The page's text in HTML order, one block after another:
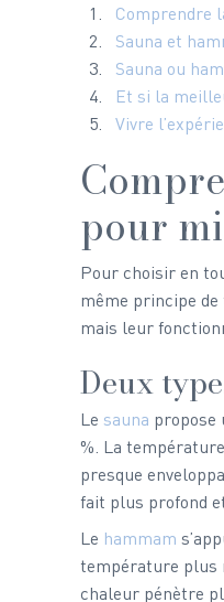
Comprendre
Sauna et
Sauna ou
Et si la
Vivre
pour
Pour choisir en
même principe
mais leur
Deux
Le sauna propose
%. La
presque
fait plus profond
Le hammam
température plus
chaleur pénètre